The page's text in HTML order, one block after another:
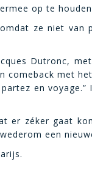
op te
ze niet
Dutronc,
met
en
er zéker gaat
een nieuwe